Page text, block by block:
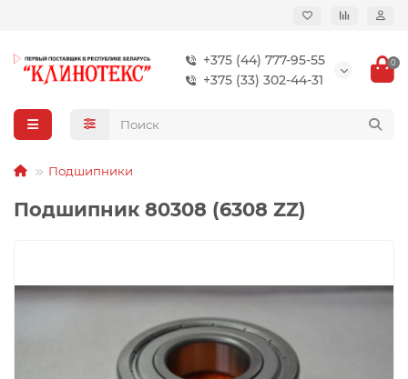
+375 (44) 777-95-55
+375 (33) 302-44-31
0
Подшипники
Подшипник 80308 (6308 ZZ)